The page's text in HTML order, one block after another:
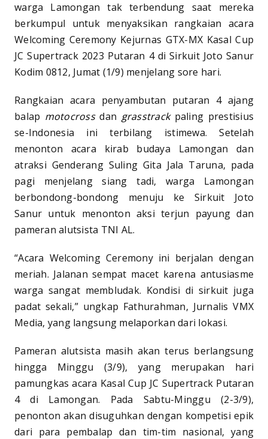
warga Lamongan tak terbendung saat mereka
berkumpul untuk menyaksikan rangkaian acara
Welcoming Ceremony Kejurnas GTX-MX Kasal Cup
JC Supertrack 2023 Putaran 4 di Sirkuit Joto Sanur
Kodim 0812, Jumat (1/9) menjelang sore hari.
Rangkaian acara penyambutan putaran 4 ajang
balap motocrossdan grasstrackpaling prestisius
se-Indonesia ini terbilang istimewa. Setelah
menonton acara kirab budaya Lamongan dan
atraksi Genderang Suling Gita Jala Taruna, pada
pagi menjelang siang tadi, warga Lamongan
berbondong-bondong menuju ke Sirkuit Joto
Sanur untuk menonton aksi terjun payung dan
pameran alutsista TNI AL.
“Acara Welcoming Ceremony ini berjalan dengan
meriah. Jalanan sempat macet karena antusiasme
warga sangat membludak. Kondisi di sirkuit juga
padat sekali,” ungkap Fathurahman, Jurnalis VMX
Media, yang langsung melaporkan dari lokasi.
Pameran alutsista masih akan terus berlangsung
hingga Minggu (3/9), yang merupakan hari
pamungkas acara Kasal Cup JC Supertrack Putaran
4 di Lamongan. Pada Sabtu-Minggu (2-3/9),
penonton akan disuguhkan dengan kompetisi epik
dari para pembalap dan tim-tim nasional, yang